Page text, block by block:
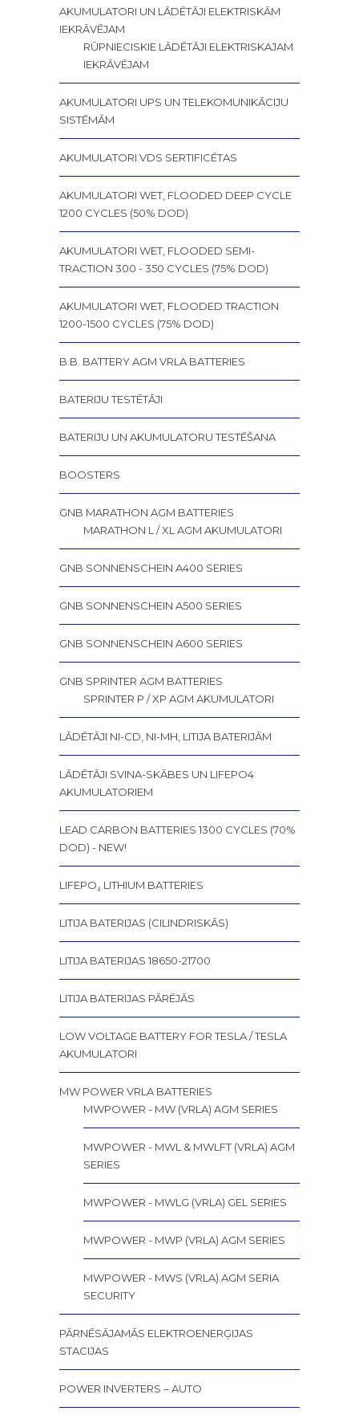
AKUMULATORI UN LĀDĒTĀJI ELEKTRISKĀM
IEKRĀVĒJAM
RŪPNIECISKIE LĀDĒTĀJI ELEKTRISKAJAM
IEKRĀVĒJAM
AKUMULATORI UPS UN TELEKOMUNIKĀCIJU
SISTĒMĀM
AKUMULATORI VDS SERTIFICĒTAS
AKUMULATORI WET, FLOODED DEEP CYCLE
1200 CYCLES (50% DOD)
AKUMULATORI WET, FLOODED SEMI-
TRACTION 300 - 350 CYCLES (75% DOD)
AKUMULATORI WET, FLOODED TRACTION
1200-1500 CYCLES (75% DOD)
B.B. BATTERY AGM VRLA BATTERIES
BATERIJU TESTĒTĀJI
BATERIJU UN AKUMULATORU TESTĒŠANA
BOOSTERS
GNB MARATHON AGM BATTERIES
MARATHON L / XL AGM AKUMULATORI
GNB SONNENSCHEIN A400 SERIES
GNB SONNENSCHEIN A500 SERIES
GNB SONNENSCHEIN A600 SERIES
GNB SPRINTER AGM BATTERIES
SPRINTER P / XP AGM AKUMULATORI
LĀDĒTĀJI NI-CD, NI-MH, LITIJA BATERIJĀM
LĀDĒTĀJI SVINA-SKĀBES UN LIFEPO4
AKUMULATORIEM
LEAD CARBON BATTERIES 1300 CYCLES (70%
DOD) - NEW!
LIFEPO₄ LITHIUM BATTERIES
LITIJA BATERIJAS (CILINDRISKĀS)
LITIJA BATERIJAS 18650-21700
LITIJA BATERIJAS PĀRĒJĀS
LOW VOLTAGE BATTERY FOR TESLA / TESLA
AKUMULATORI
MW POWER VRLA BATTERIES
MWPOWER - MW (VRLA) AGM SERIES
MWPOWER - MWL & MWLFT (VRLA) AGM
SERIES
MWPOWER - MWLG (VRLA) GEL SERIES
MWPOWER - MWP (VRLA) AGM SERIES
MWPOWER - MWS (VRLA) AGM SERIA
SECURITY
PĀRNĒSĀJAMĀS ELEKTROENERĢIJAS
STACIJAS
POWER INVERTERS – AUTO